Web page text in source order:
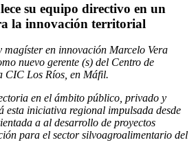
su equipo directivo en un
la innovación territorial
en innovación Marcelo Vera
nuevo gerente (s) del Centro de
CIC Los Ríos, en Máfil.
en el ámbito público, privado y
esta iniciativa regional impulsada desde
a al desarrollo de proyectos
para el sector silvoagroalimentario del